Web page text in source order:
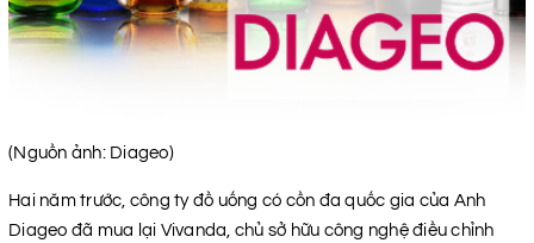
(Nguồn ảnh: Diageo)
Hai năm trước, công ty đồ uống có cồn đa quốc gia của Anh
Diageo đã mua lại Vivanda, chủ sở hữu công nghệ điều chỉnh